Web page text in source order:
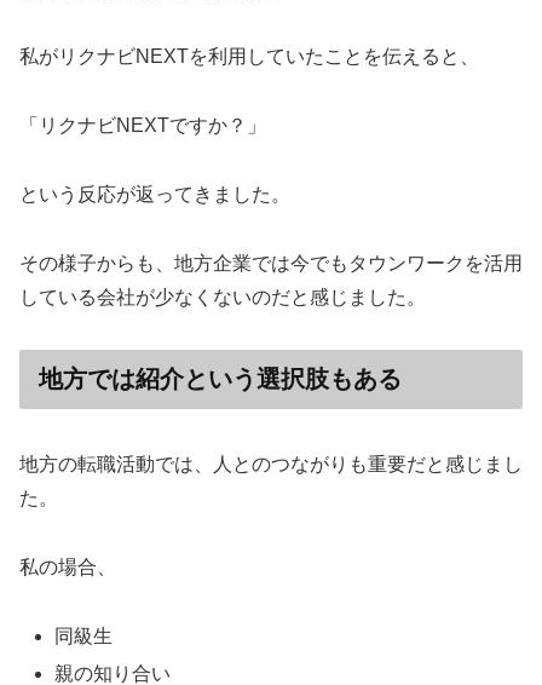
私がリクナビNEXTを利用していたことを伝えると、
「リクナビNEXTですか？」
という反応が返ってきました。
その様子からも、地方企業では今でもタウンワークを活用
している会社が少なくないのだと感じました。
地方では紹介という選択肢もある
地方の転職活動では、人とのつながりも重要だと感じまし
た。
私の場合、
同級生
親の知り合い